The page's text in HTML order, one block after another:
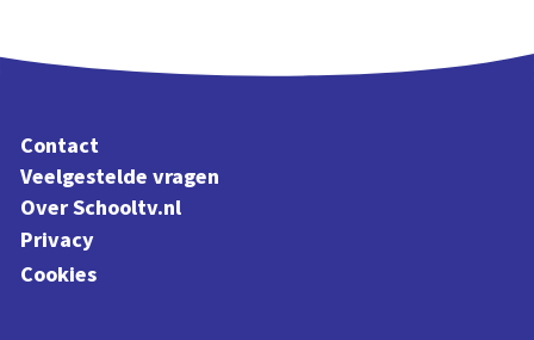
Contact
Veelgestelde vragen
Over Schooltv.nl
Privacy
Cookies